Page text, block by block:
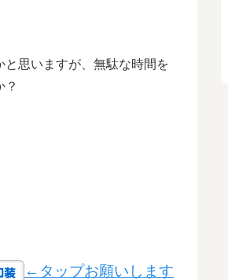
と思いますが、無駄な時間を
？
←タップお願いします